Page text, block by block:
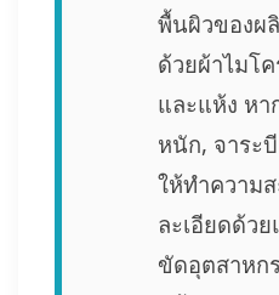
พื้นผิวของผ
ด้วยผ้าไมโ
และแห้ง ห
หนัก, จาระ
ให้ทำความ
ละเอียดด้ว
ขัดอุตสาหก